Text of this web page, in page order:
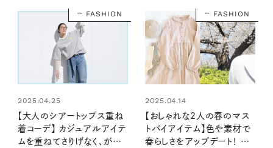
FASHION
2025.04.25
【大人のシアートップス重ね
着コーデ】 カジュアルアイテ
ムを重ねてさりげなく、がちょ
FASHION
2025.04.14
【おしゃれな2人の春のマス
トバイアイテム】色や素材で
春らしさをアップデート！ 新